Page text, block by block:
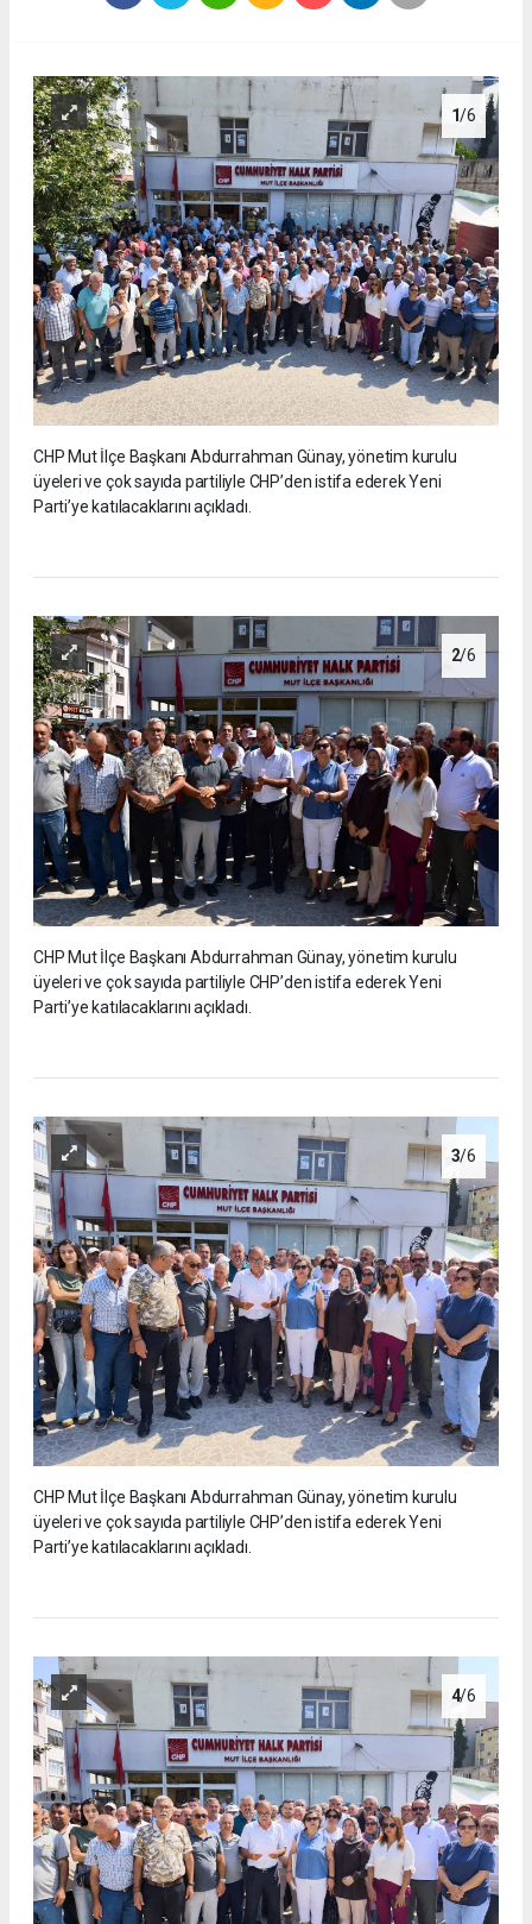
1/6
CHP Mut İlçe Başkanı Abdurrahman Günay, yönetim kurulu
üyeleri ve çok sayıda partiliyle CHP’den istifa ederek Yeni
Parti’ye katılacaklarını açıkladı.
2/6
CHP Mut İlçe Başkanı Abdurrahman Günay, yönetim kurulu
üyeleri ve çok sayıda partiliyle CHP’den istifa ederek Yeni
Parti’ye katılacaklarını açıkladı.
3/6
CHP Mut İlçe Başkanı Abdurrahman Günay, yönetim kurulu
üyeleri ve çok sayıda partiliyle CHP’den istifa ederek Yeni
Parti’ye katılacaklarını açıkladı.
4/6